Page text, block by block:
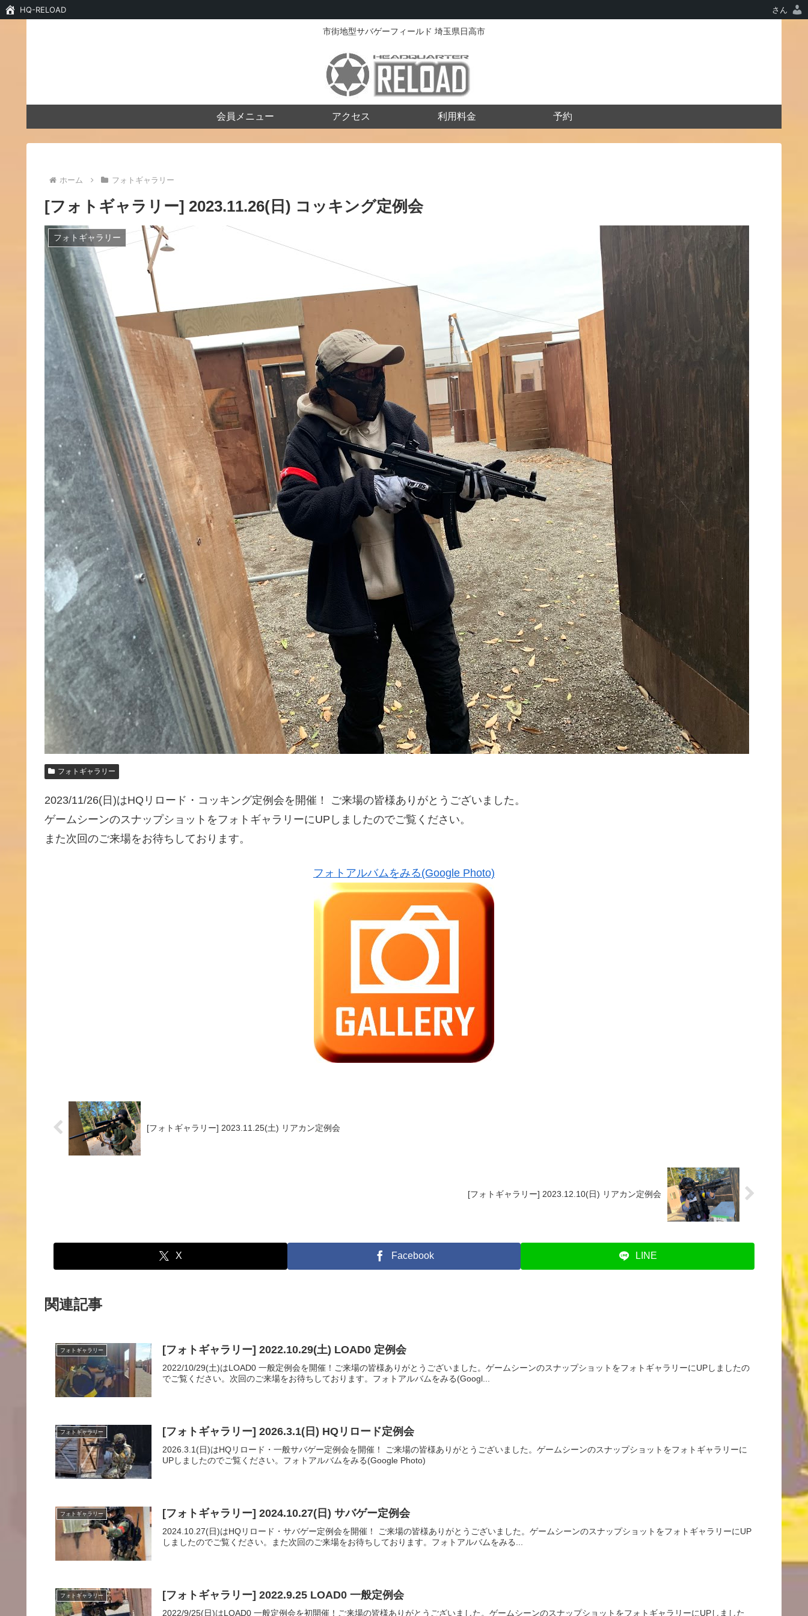
さん
HQ-RELOAD
市街地型サバゲーフィールド 埼玉県日高市
会員メニュー アクセス 利用料金 予約
ホーム フォトギャラリー
[フォトギャラリー] 2023.11.26(日) コッキング定例会
フォトギャラリー
フォトギャラリー
2023/11/26(日)はHQリロード・コッキング定例会を開催！ ご来場の皆様ありがとうございました。
ゲームシーンのスナップショットをフォトギャラリーにUPしましたのでご覧ください。
また次回のご来場をお待ちしております。
フォトアルバムをみる(Google Photo)
[フォトギャラリー] 2023.11.25(土) リアカン定例会
[フォトギャラリー] 2023.12.10(日) リアカン定例会
X Facebook LINE
関連記事
フォトギャラリー [フォトギャラリー] 2022.10.29(土) LOAD0 定例会
2022/10/29(土)はLOAD0 一般定例会を開催！ご来場の皆様ありがとうございました。ゲームシーンのスナップショットをフォトギャラリーにUPしましたの
でご覧ください。次回のご来場をお待ちしております。フォトアルバムをみる(Googl...
フォトギャラリー [フォトギャラリー] 2026.3.1(日) HQリロード定例会
2026.3.1(日)はHQリロード・一般サバゲー定例会を開催！ ご来場の皆様ありがとうございました。ゲームシーンのスナップショットをフォトギャラリーに
UPしましたのでご覧ください。フォトアルバムをみる(Google Photo)
フォトギャラリー [フォトギャラリー] 2024.10.27(日) サバゲー定例会
2024.10.27(日)はHQリロード・サバゲー定例会を開催！ ご来場の皆様ありがとうございました。ゲームシーンのスナップショットをフォトギャラリーにUP
しましたのでご覧ください。また次回のご来場をお待ちしております。フォトアルバムをみる...
フォトギャラリー [フォトギャラリー] 2022.9.25 LOAD0 一般定例会
2022/9/25(日)はLOAD0 一般定例会を初開催！ご来場の皆様ありがとうございました。ゲームシーンのスナップショットをフォトギャラリーにUPしました